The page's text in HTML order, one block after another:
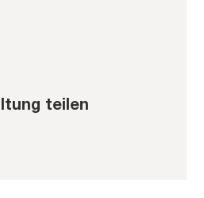
teilen